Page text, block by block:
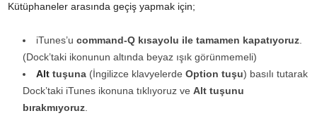
Kütüphaneler arasında geçiş yapmak için;
iTunes’u command-Q kısayolu ile tamamen kapatıyoruz.
(Dock’taki ikonunun altında beyaz ışık görünmemeli)
Alt tuşuna (İngilizce klavyelerde Option tuşu) basılı tutarak
Dock’taki iTunes ikonuna tıklıyoruz ve Alt tuşunu
bırakmıyoruz.